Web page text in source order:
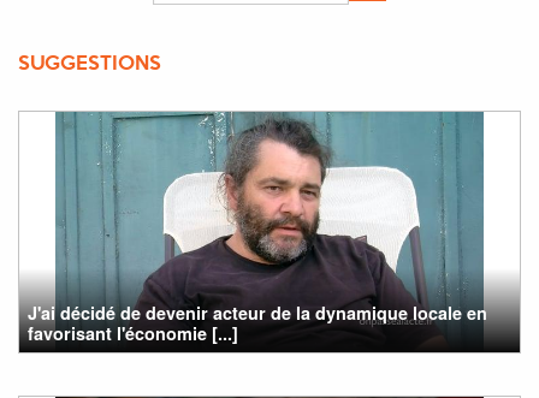
SUGGESTIONS
J'ai décidé de devenir acteur de la dynamique locale en
favorisant l'économie [...]